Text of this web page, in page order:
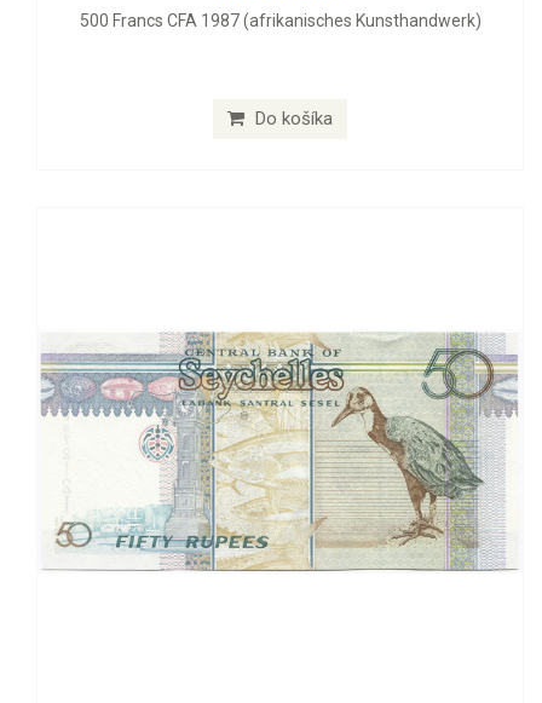
500 Francs CFA 1987 (afrikanisches Kunsthandwerk)
Do košíka